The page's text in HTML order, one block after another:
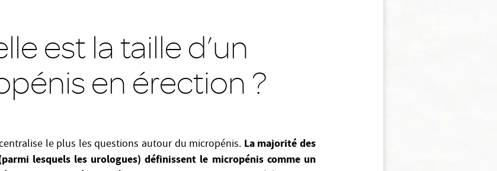
est la taille d’un
en érection ?
le plus les questions autour du micropénis. La majorité des
lesquels les urologues) définissent le micropénis comme un